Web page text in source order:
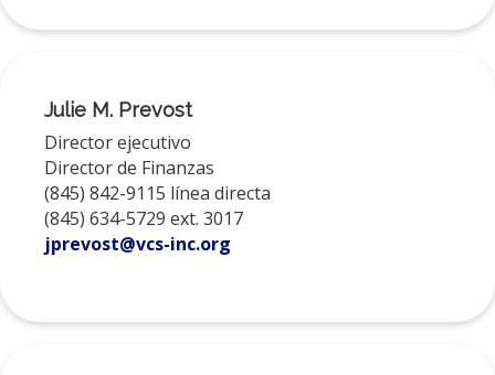
Julie M. Prevost
Director ejecutivo
Director de Finanzas
(845) 842-9115 línea directa
(845) 634-5729 ext. 3017
jprevost@vcs-inc.org